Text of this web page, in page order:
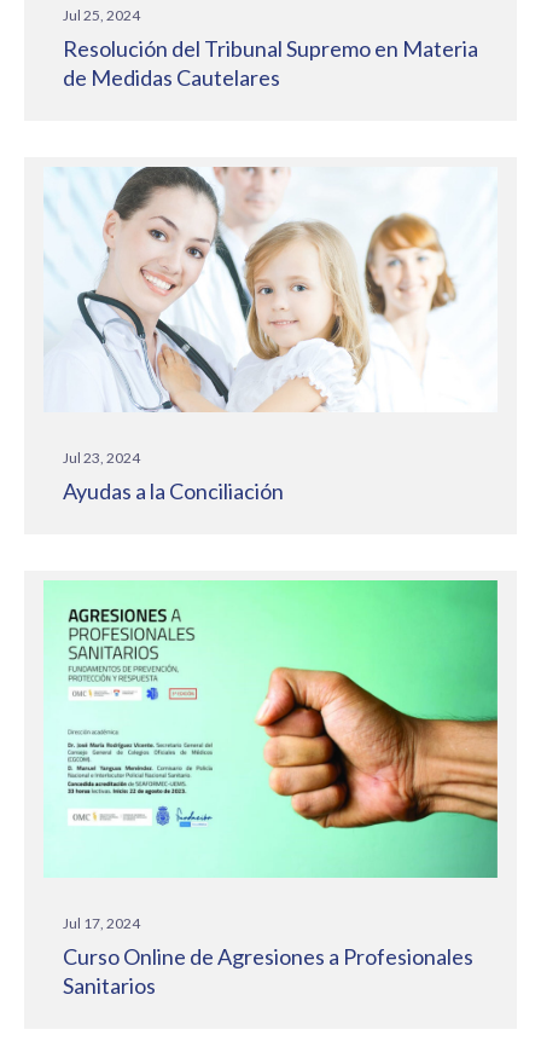
Jul 25, 2024
Resolución del Tribunal Supremo en Materia
de Medidas Cautelares
Jul 23, 2024
Ayudas a la Conciliación
Jul 17, 2024
Curso Online de Agresiones a Profesionales
Sanitarios